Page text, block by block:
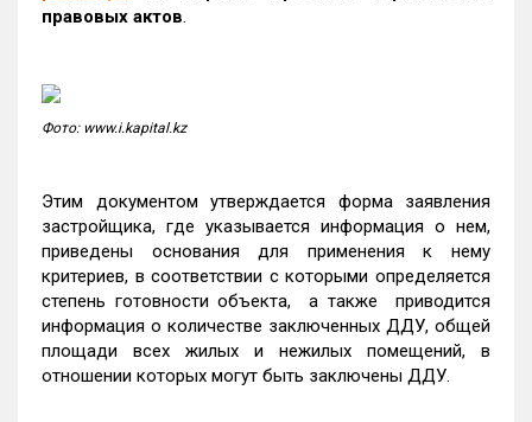
правовых актов.
Фото: www.i.kapital.kz
Этим документом утверждается форма заявления
застройщика, где указывается информация о нем,
приведены основания для применения к нему
критериев, в соответствии с которыми определяется
степень готовности объекта, а также приводится
информация о количестве заключенных ДДУ, общей
площади всех жилых и нежилых помещений, в
отношении которых могут быть заключены ДДУ.